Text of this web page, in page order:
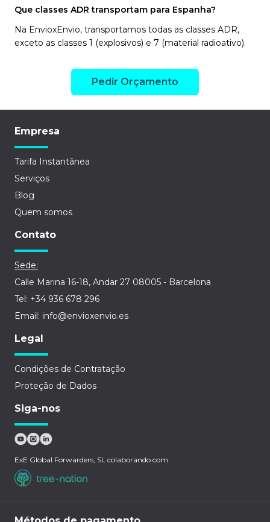
Que classes ADR transportam para Espanha?
Na EnvioxEnvio, transportamos todas as classes ADR,
exceto as classes 1 (explosivos) e 7 (material radioativo).
Pedir Orçamento
Empresa
Tarifa Instantânea
Serviços
Blog
Quem somos
Contato
Sede:
Calle Marina 16-18, Andar 27 08005 - Barcelona
Tel: +34 936 678 296
Email: info@envioxenvio.es
Legal
Condições de Contratação
Proteção de Dados
Siga-nos
ExE Global Forwarders, SL colaborando com